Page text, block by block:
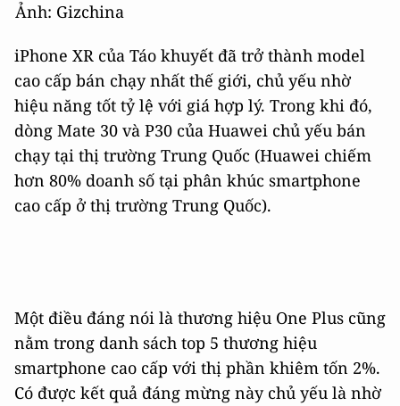
Ảnh: Gizchina
iPhone XR của Táo khuyết đã trở thành model
cao cấp bán chạy nhất thế giới, chủ yếu nhờ
hiệu năng tốt tỷ lệ với giá hợp lý. Trong khi đó,
dòng Mate 30 và P30 của Huawei chủ yếu bán
chạy tại thị trường Trung Quốc (Huawei chiếm
hơn 80% doanh số tại phân khúc smartphone
cao cấp ở thị trường Trung Quốc).
Một điều đáng nói là thương hiệu One Plus cũng
nằm trong danh sách top 5 thương hiệu
smartphone cao cấp với thị phần khiêm tốn 2%.
Có được kết quả đáng mừng này chủ yếu là nhờ